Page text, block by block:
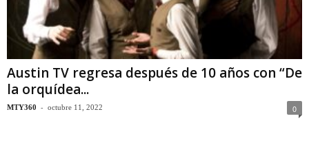
Austin TV regresa después de 10 años con “De
la orquídea...
MTY360 - octubre 11, 2022 0